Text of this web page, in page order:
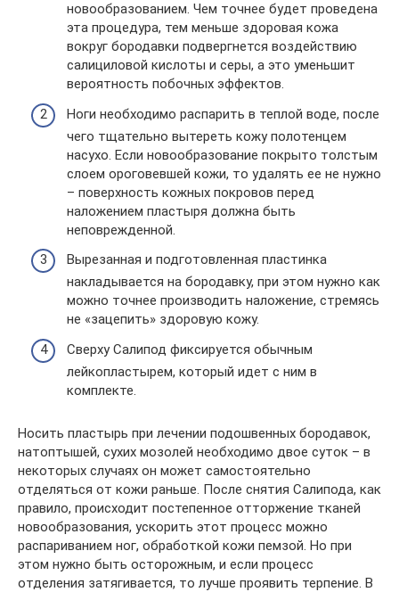
новообразованием. Чем точнее будет проведена
эта процедура, тем меньше здоровая кожа
вокруг бородавки подвергнется воздействию
салициловой кислоты и серы, а это уменьшит
вероятность побочных эффектов.
Ноги необходимо распарить в теплой воде, после
чего тщательно вытереть кожу полотенцем
насухо. Если новообразование покрыто толстым
слоем ороговевшей кожи, то удалять ее не нужно
– поверхность кожных покровов перед
наложением пластыря должна быть
неповрежденной.
Вырезанная и подготовленная пластинка
накладывается на бородавку, при этом нужно как
можно точнее производить наложение, стремясь
не «зацепить» здоровую кожу.
Сверху Салипод фиксируется обычным
лейкопластырем, который идет с ним в
комплекте.
Носить пластырь при лечении подошвенных бородавок,
натоптышей, сухих мозолей необходимо двое суток – в
некоторых случаях он может самостоятельно
отделяться от кожи раньше. После снятия Салипода, как
правило, происходит постепенное отторжение тканей
новообразования, ускорить этот процесс можно
распариванием ног, обработкой кожи пемзой. Но при
этом нужно быть осторожным, и если процесс
отделения затягивается, то лучше проявить терпение. В